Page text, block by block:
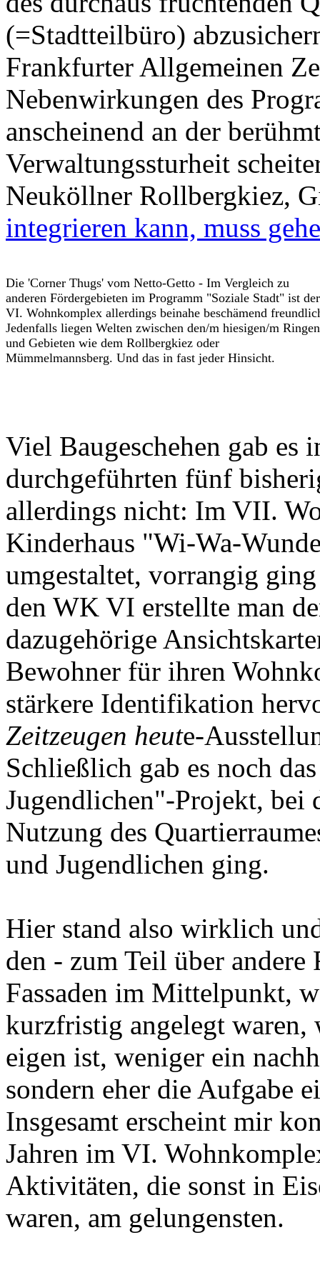
(=Stadtteilbüro)
Frankfurter Allgemeinen
Nebenwirkungen des
anscheinend an der
Verwaltungssturheit
Neuköllner Rollbergkiez,
integrieren kann, muss
Die 'Corner Thugs' vom Netto-Getto - Im Vergleich zu
anderen Fördergebieten im Programm "Soziale Stadt" ist der
VI. Wohnkomplex allerdings beinahe beschämend
Jedenfalls liegen Welten zwischen den/m hiesigen/m Ringen
und Gebieten wie dem Rollbergkiez oder
Mümmelmannsberg. Und das in fast jeder Hinsicht.
Viel Baugeschehen gab es
durchgeführten fünf
allerdings nicht: Im VII.
Kinderhaus "Wi-Wa-
umgestaltet, vorrangig
den WK VI erstellte man
dazugehörige
Bewohner für ihren
stärkere Identifikation
Zeitzeugen heute-
Schließlich gab es noch
Jugendlichen"-Projekt, bei
Nutzung des
und Jugendlichen ging.
Hier stand also wirklich
den - zum Teil über
Fassaden im Mittelpunkt,
kurzfristig angelegt waren,
eigen ist, weniger ein
sondern eher die Aufgabe
Insgesamt erscheint mir
Jahren im VI.
Aktivitäten, die sonst in
waren, am gelungensten.